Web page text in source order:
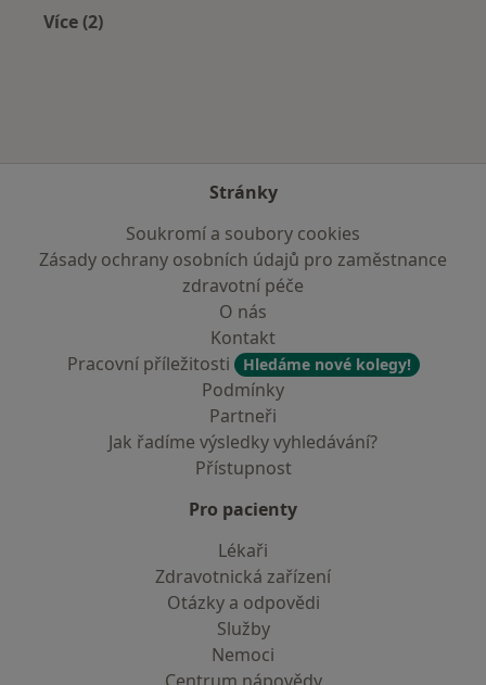
Více (2)
Stránky
Soukromí a soubory cookies
Zásady ochrany osobních údajů pro zaměstnance
zdravotní péče
O nás
Kontakt
Pracovní příležitosti
Hledáme nové kolegy!
Podmínky
Partneři
Jak řadíme výsledky vyhledávání?
Přístupnost
Pro pacienty
Lékaři
Zdravotnická zařízení
Otázky a odpovědi
Služby
Nemoci